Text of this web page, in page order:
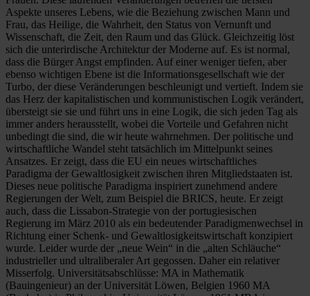
Aspekte unseres Lebens, wie die Beziehung zwischen Mann und
Frau, das Heilige, die Wahrheit, den Status von Vernunft und
Wissenschaft, die Zeit, den Raum und das Glück. Gleichzeitig löst
sich die unterirdische Architektur der Moderne auf. Es ist normal,
dass die Bürger Angst empfinden. Auf einer weniger tiefen, aber
ebenso wichtigen Ebene ist die Informationsgesellschaft wie der
Turbo, der diese Veränderungen beschleunigt und vertieft. Indem sie
das Herz der kapitalistischen und kommunistischen Logik verändert,
übersteigt sie sie und führt uns in eine Logik, die sich jeden Tag als
immer anders herausstellt, wobei die Vorteile und Gefahren nicht
unbedingt die sind, die wir heute wahrnehmen. Der politische und
wirtschaftliche Wandel steht tatsächlich im Mittelpunkt seines
Ansatzes. Er zeigt, dass die EU ein neues wirtschaftliches
Paradigma der Gewaltlosigkeit zwischen ihren Mitgliedstaaten ist.
Dieses neue politische Paradigma inspiriert zunehmend andere
Regierungen der Welt, zum Beispiel die BRICS, heute. Er zeigt
auch, dass die Lissabon-Strategie von der portugiesischen
Regierung im März 2010 als ein bedeutender Paradigmenwechsel in
Richtung einer Schenk- und Gewaltlosigkeitswirtschaft konzipiert
wurde. Leider wurde der „neue Wein“ in die „alten Schläuche“
industrieller und ultraliberaler Art gegossen. Daher ein relativer
Misserfolg. Universitätsabschlüsse: MA in Mathematik
(Bauingenieur) an der Universität Löwen, Belgien 1960 MA